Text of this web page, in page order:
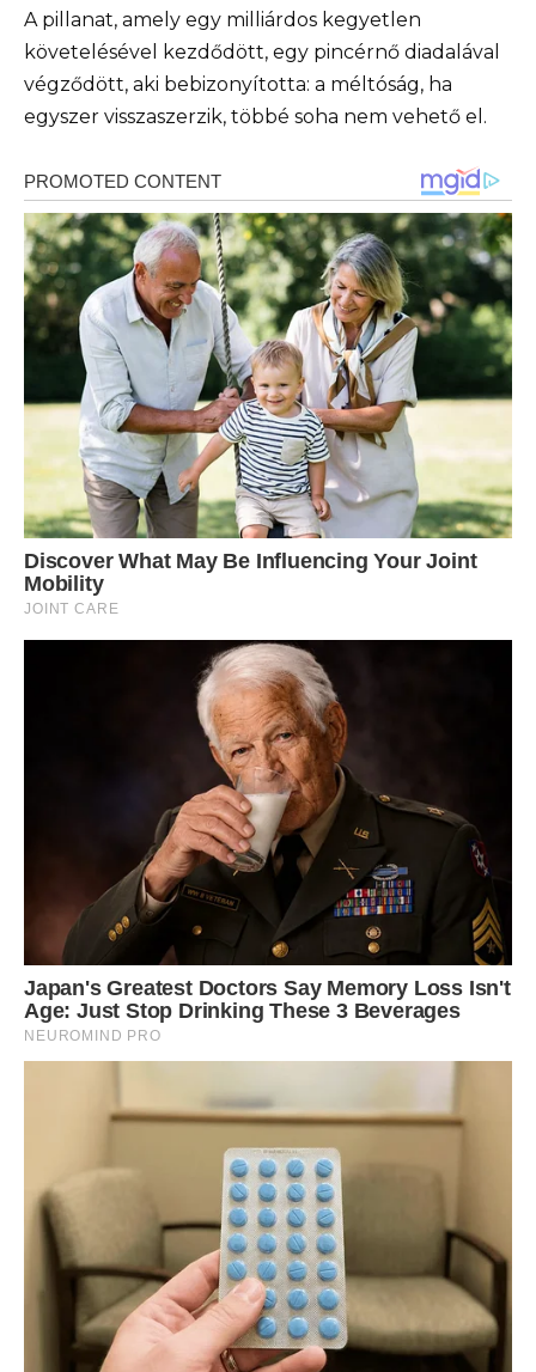
A pillanat, amely egy milliárdos kegyetlen
követelésével kezdődött, egy pincérnő diadalával
végződött, aki bebizonyította: a méltóság, ha
egyszer visszaszerzik, többé soha nem vehető el.